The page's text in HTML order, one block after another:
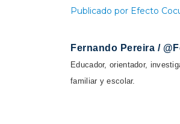
Publicado por Efecto
Fernando Pereira /
Educador, orientador,
familiar y escolar.